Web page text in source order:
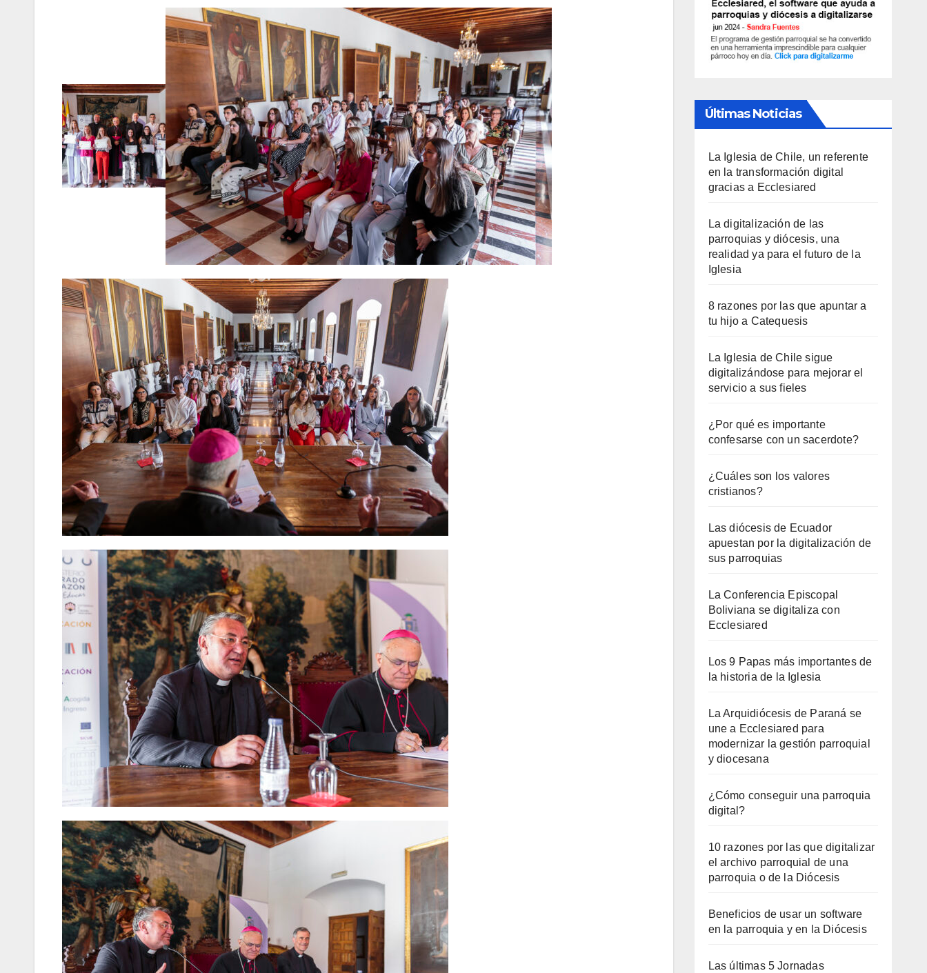
Últimas Noticias
La Iglesia de Chile, un referente
en la transformación digital
gracias a Ecclesiared
La digitalización de las
parroquias y diócesis, una
realidad ya para el futuro de la
Iglesia
8 razones por las que apuntar a
tu hijo a Catequesis
La Iglesia de Chile sigue
digitalizándose para mejorar el
servicio a sus fieles
¿Por qué es importante
confesarse con un sacerdote?
¿Cuáles son los valores
cristianos?
Las diócesis de Ecuador
apuestan por la digitalización de
sus parroquias
La Conferencia Episcopal
Boliviana se digitaliza con
Ecclesiared
Los 9 Papas más importantes de
la historia de la Iglesia
La Arquidiócesis de Paraná se
une a Ecclesiared para
modernizar la gestión parroquial
y diocesana
¿Cómo conseguir una parroquia
digital?
10 razones por las que digitalizar
el archivo parroquial de una
parroquia o de la Diócesis
Beneficios de usar un software
en la parroquia y en la Diócesis
Las últimas 5 Jornadas